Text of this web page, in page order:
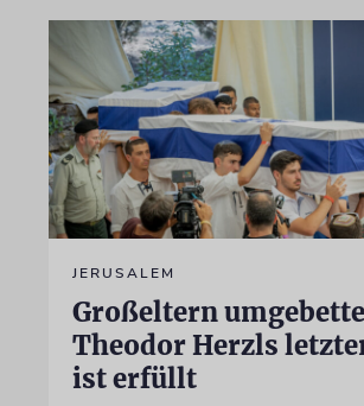
JERUSALEM
Großeltern
Theodor Herzls
ist erfüllt